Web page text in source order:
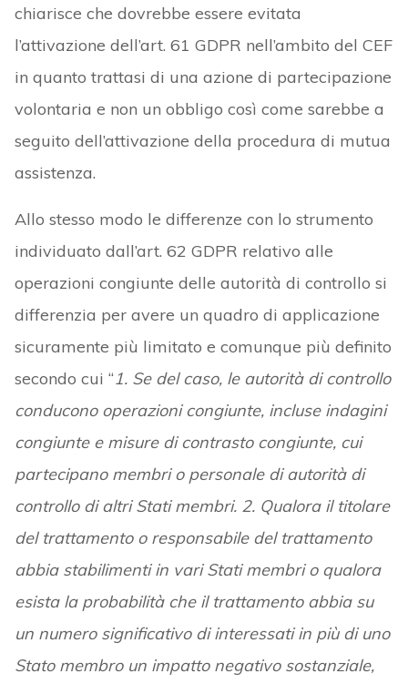
chiarisce che dovrebbe essere evitata
l’attivazione dell’art. 61 GDPR nell’ambito del CEF
in quanto trattasi di una azione di partecipazione
volontaria e non un obbligo così come sarebbe a
seguito dell’attivazione della procedura di mutua
assistenza.
Allo stesso modo le differenze con lo strumento
individuato dall’art. 62 GDPR relativo alle
operazioni congiunte delle autorità di controllo si
differenzia per avere un quadro di applicazione
sicuramente più limitato e comunque più definito
secondo cui “1. Se del caso, le autorità di controllo
conducono operazioni congiunte, incluse indagini
congiunte e misure di contrasto congiunte, cui
partecipano membri o personale di autorità di
controllo di altri Stati membri. 2. Qualora il titolare
del trattamento o responsabile del trattamento
abbia stabilimenti in vari Stati membri o qualora
esista la probabilità che il trattamento abbia su
un numero significativo di interessati in più di uno
Stato membro un impatto negativo sostanziale,